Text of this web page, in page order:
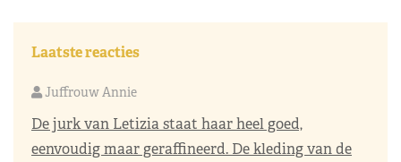
Laatste reacties
Juffrouw Annie
De jurk van Letizia staat haar heel goed,
eenvoudig maar geraffineerd. De kleding van de